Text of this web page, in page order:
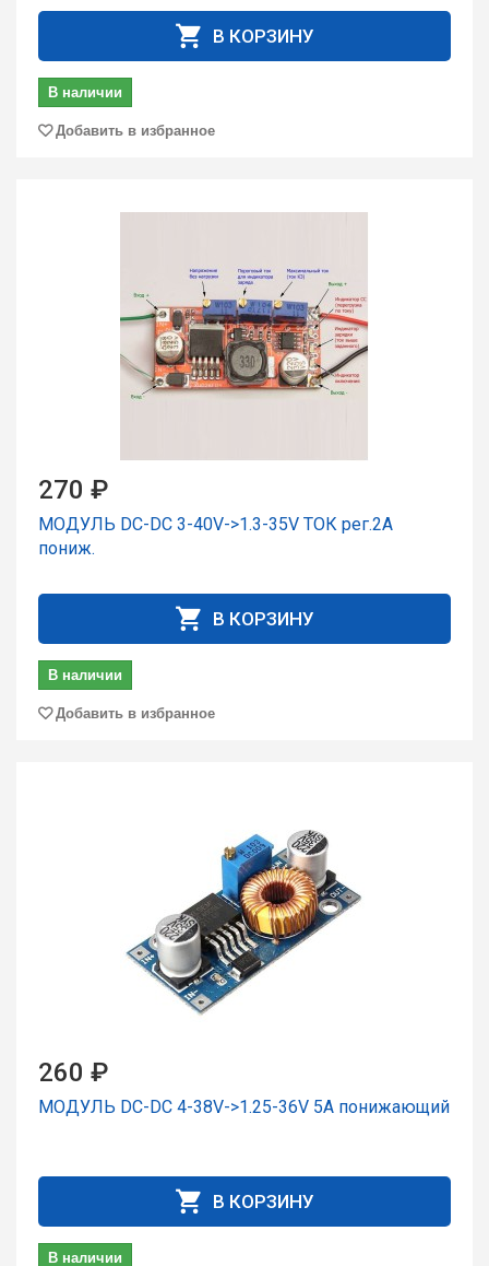
В КОРЗИНУ
В наличии
Добавить в избранное
270 ₽
МОДУЛЬ DC-DC 3-40V->1.3-35V ТОК рег.2A
пониж.
В КОРЗИНУ
В наличии
Добавить в избранное
260 ₽
МОДУЛЬ DC-DC 4-38V->1.25-36V 5A понижающий
В КОРЗИНУ
В наличии